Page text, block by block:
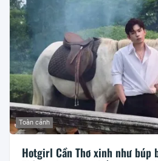
Toàn cảnh
Hotgirl Cần Thơ xinh như búp